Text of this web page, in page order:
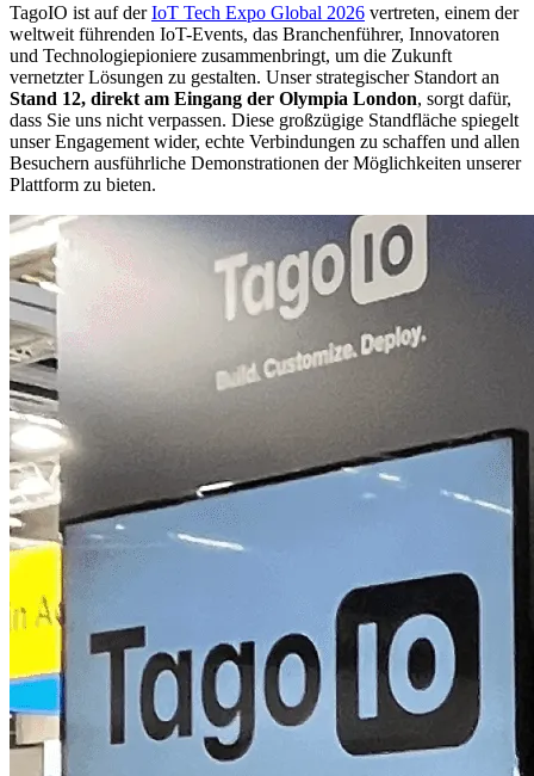
TagoIO ist auf derIoT Tech Expo Global 2026 vertreten, einem der
weltweit führenden IoT-Events, das Branchenführer, Innovatoren
und Technologiepioniere zusammenbringt, um die Zukunft
vernetzter Lösungen zu gestalten. Unser strategischer Standort an
Stand 12, direkt am Eingang der Olympia London, sorgt dafür,
dass Sie uns nicht verpassen. Diese großzügige Standfläche spiegelt
unser Engagement wider, echte Verbindungen zu schaffen und allen
Besuchern ausführliche Demonstrationen der Möglichkeiten unserer
Plattform zu bieten.